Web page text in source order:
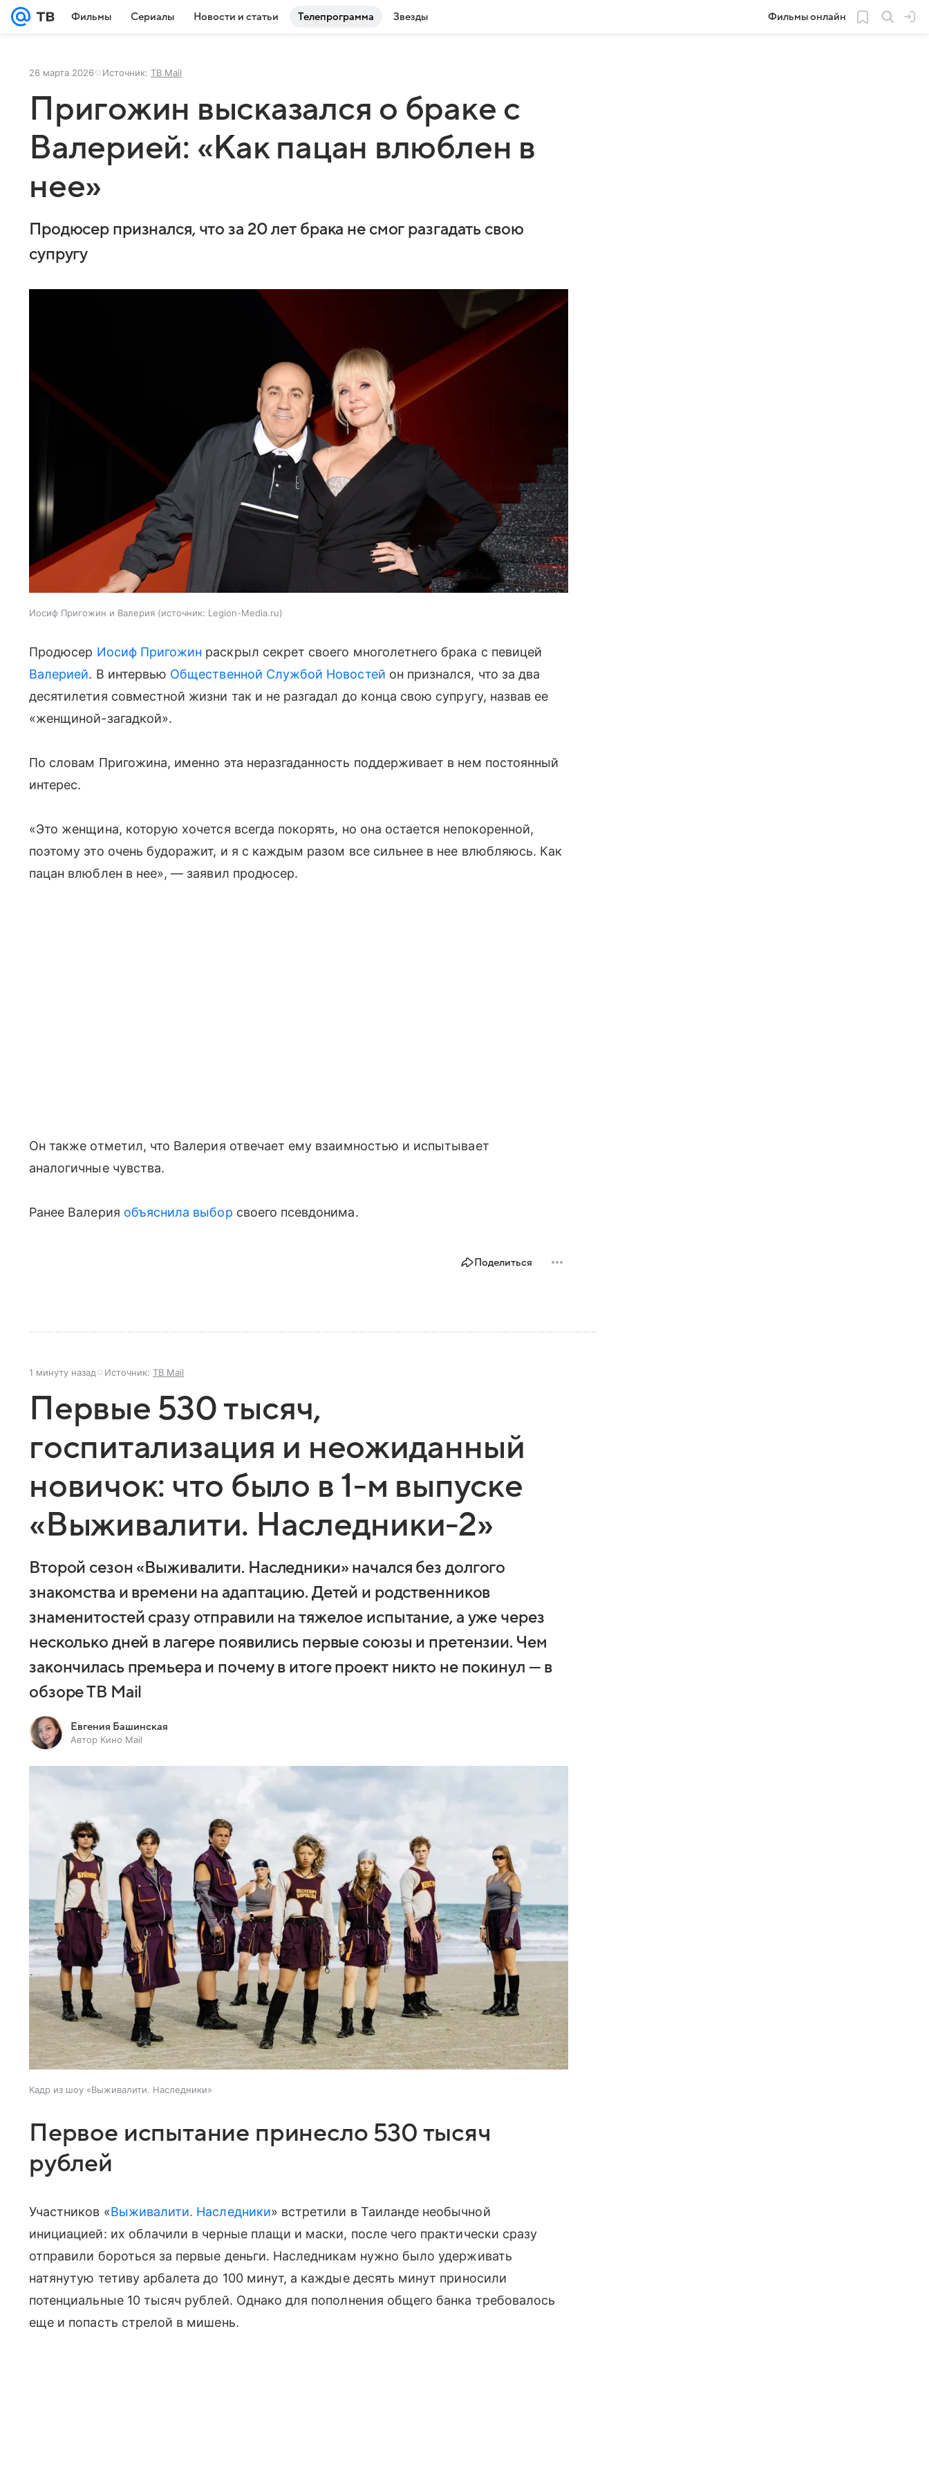
Фильмы Сериалы Новости и статьи Телепрограмма Звезды Фильмы онлайн
26 марта 2026 Источник: ТВ Mail
Пригожин высказался о браке с
Валерией: «Как пацан влюблен в
нее»
Продюсер признался, что за 20 лет брака не смог разгадать свою
супругу
Иосиф Пригожин и Валерия источник: Legion-Media.ru
Продюсер Иосиф Пригожин раскрыл секрет своего многолетнего брака с певицей
Валерией. В интервью Общественной Службой Новостей он признался, что за два
десятилетия совместной жизни так и не разгадал до конца свою супругу, назвав ее
«женщиной-загадкой».
По словам Пригожина, именно эта неразгаданность поддерживает в нем постоянный
интерес.
«Это женщина, которую хочется всегда покорять, но она остается непокоренной,
поэтому это очень будоражит, и я с каждым разом все сильнее в нее влюбляюсь. Как
пацан влюблен в нее», — заявил продюсер.
Он также отметил, что Валерия отвечает ему взаимностью и испытывает
аналогичные чувства.
Ранее Валерия объяснила выбор своего псевдонима.
Поделиться
1 минуту назад Источник: ТВ Mail
Первые 530 тысяч,
госпитализация и неожиданный
новичок: что было в 1-м выпуске
«Выживалити. Наследники-2»
Второй сезон «Выживалити. Наследники» начался без долгого
знакомства и времени на адаптацию. Детей и родственников
знаменитостей сразу отправили на тяжелое испытание, а уже через
несколько дней в лагере появились первые союзы и претензии. Чем
закончилась премьера и почему в итоге проект никто не покинул — в
обзоре ТВ Mail
Евгения Башинская
Автор Кино Mail
Кадр из шоу «Выживалити. Наследники»
Первое испытание принесло 530 тысяч
рублей
Участников «Выживалити. Наследники» встретили в Таиланде необычной
инициацией: их облачили в черные плащи и маски, после чего практически сразу
отправили бороться за первые деньги. Наследникам нужно было удерживать
натянутую тетиву арбалета до 100 минут, а каждые десять минут приносили
потенциальные 10 тысяч рублей. Однако для пополнения общего банка требовалось
еще и попасть стрелой в мишень.